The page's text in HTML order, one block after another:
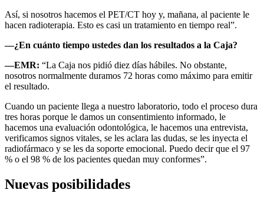
Así, si nosotros hacemos el PET/CT hoy y, mañana, al paciente le
hacen radioterapia. Esto es casi un tratamiento en tiempo real”.
—¿En cuánto tiempo ustedes dan los resultados a la Caja?
—EMR: “La Caja nos pidió diez días hábiles. No obstante,
nosotros normalmente duramos 72 horas como máximo para emitir
el resultado.
Cuando un paciente llega a nuestro laboratorio, todo el proceso dura
tres horas porque le damos un consentimiento informado, le
hacemos una evaluación odontológica, le hacemos una entrevista,
verificamos signos vitales, se les aclara las dudas, se les inyecta el
radiofármaco y se les da soporte emocional. Puedo decir que el 97
% o el 98 % de los pacientes quedan muy conformes”.
Nuevas posibilidades